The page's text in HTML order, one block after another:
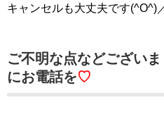
キャンセルも大丈夫です(^O^)
ご不明な点などござい
にお電話を♡